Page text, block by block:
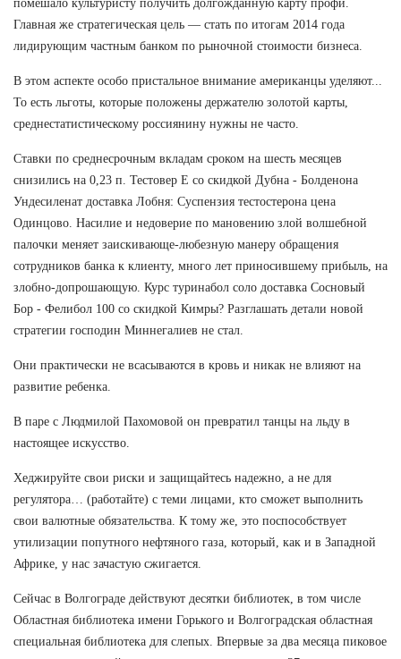
помешало культуристу получить долгожданную карту профи.
Главная же стратегическая цель — стать по итогам 2014 года
лидирующим частным банком по рыночной стоимости бизнеса.
В этом аспекте особо пристальное внимание американцы уделяют...
То есть льготы, которые положены держателю золотой карты,
среднестатистическому россиянину нужны не часто.
Ставки по среднесрочным вкладам сроком на шесть месяцев
снизились на 0,23 п. Тестовер Е со скидкой Дубна - Болденона
Ундесиленат доставка Лобня: Суспензия тестостерона цена
Одинцово. Насилие и недоверие по мановению злой волшебной
палочки меняет заискивающе-любезную манеру обращения
сотрудников банка к клиенту, много лет приносившему прибыль, на
злобно-допрошающую. Курс туринабол соло доставка Сосновый
Бор - Фелибол 100 со скидкой Кимры? Разглашать детали новой
стратегии господин Миннегалиев не стал.
Они практически не всасываются в кровь и никак не влияют на
развитие ребенка.
В паре с Людмилой Пахомовой он превратил танцы на льду в
настоящее искусство.
Хеджируйте свои риски и защищайтесь надежно, а не для
регулятора… (работайте) с теми лицами, кто сможет выполнить
свои валютные обязательства. К тому же, это поспособствует
утилизации попутного нефтяного газа, который, как и в Западной
Африке, у нас зачастую сжигается.
Сейчас в Волгограде действуют десятки библиотек, в том числе
Областная библиотека имени Горького и Волгоградская областная
специальная библиотека для слепых. Впервые за два месяца пиковое